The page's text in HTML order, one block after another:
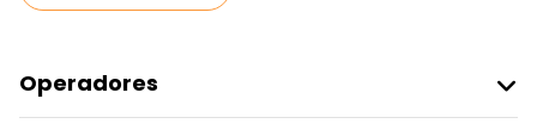
Operadores